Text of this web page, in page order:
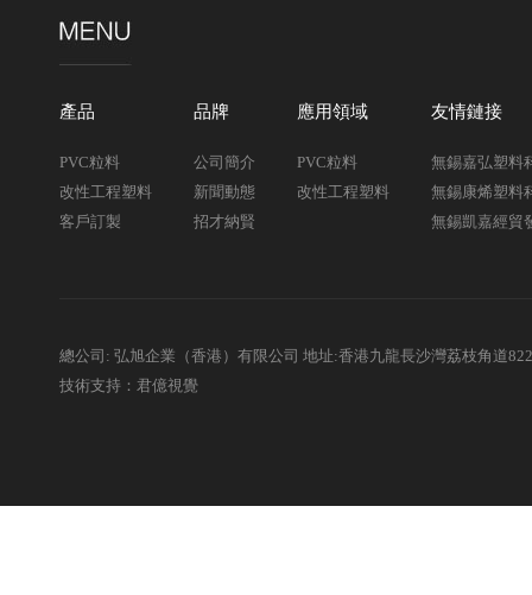
產品
PVC粒料
改性工程塑料
客戶訂製
品牌
公司簡介
新聞動態
招才納賢
應用領域
PVC粒料
改性工程塑料
友情鏈接
無錫嘉弘塑料
無錫康烯塑料
無錫凱嘉經貿
總公司: 弘旭企業（香港）有限公司 地址:香港九龍長沙灣荔枝角道
技術支持：君億視覺